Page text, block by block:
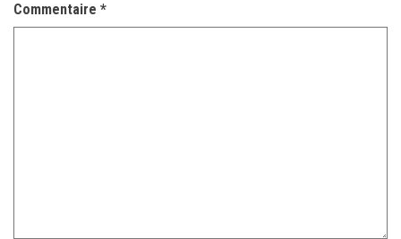
Commentaire *